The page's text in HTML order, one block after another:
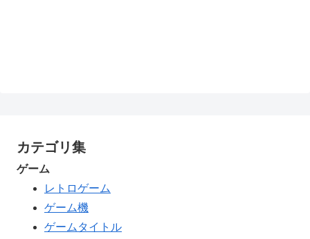
カテゴリ集
ゲーム
レトロゲーム
ゲーム機
ゲームタイトル